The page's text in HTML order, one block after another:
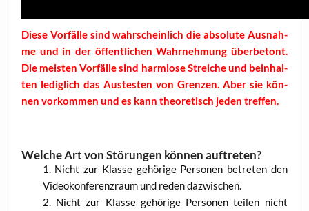
Die­se Vor­fäl­le sind wahr­schein­lich die abso­lu­te Aus­nah­
me und in der öffent­li­chen Wahr­neh­mung über­be­tont.
Die meis­ten Vor­fäl­le sind harm­lo­se Strei­che und beinhal­
ten ledig­lich das Aus­tes­ten von Gren­zen. Aber sie kön­
nen vor­kom­men und es kann theo­re­tisch jeden tref­fen.
Welche Art von Störungen können auftreten?
Nicht zur Klas­se gehö­ri­ge Per­so­nen betre­ten den
Video­kon­fe­renz­raum und reden dazwischen.
Nicht zur Klas­se gehö­ri­ge Per­so­nen tei­len nicht